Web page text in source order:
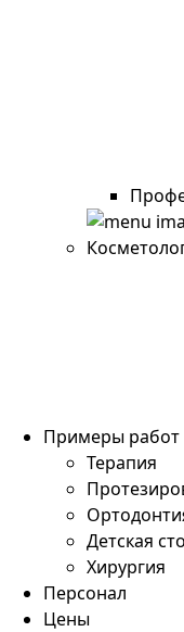
Примеры работ
Терапия
Детская
Хирургия
Персонал
Цены